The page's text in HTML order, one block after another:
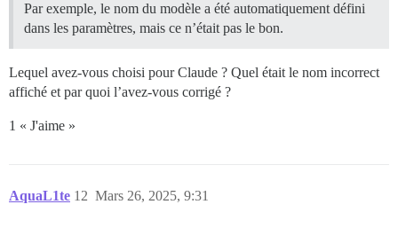
Par exemple, le nom du modèle a été automatiquement défini
dans les paramètres, mais ce n’était pas le bon.
Lequel avez-vous choisi pour Claude ? Quel était le nom incorrect
affiché et par quoi l’avez-vous corrigé ?
1 « J'aime »
AquaL1te Mars 26, 2025, 9:31
12